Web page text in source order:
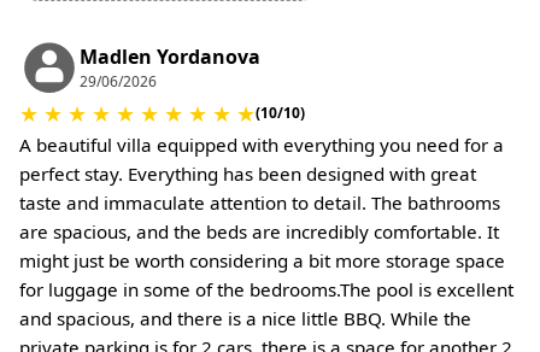
Madlen Yordanova
29/06/2026
★ ★ ★ ★ ★ ★ ★ ★ ★ ★(10/10)
A beautiful villa equipped with everything you need for a
perfect stay. Everything has been designed with great
taste and immaculate attention to detail. The bathrooms
are spacious, and the beds are incredibly comfortable. It
might just be worth considering a bit more storage space
for luggage in some of the bedrooms. ​The pool is excellent
and spacious, and there is a nice little BBQ. While the
private parking is for 2 cars, there is a space for another 2